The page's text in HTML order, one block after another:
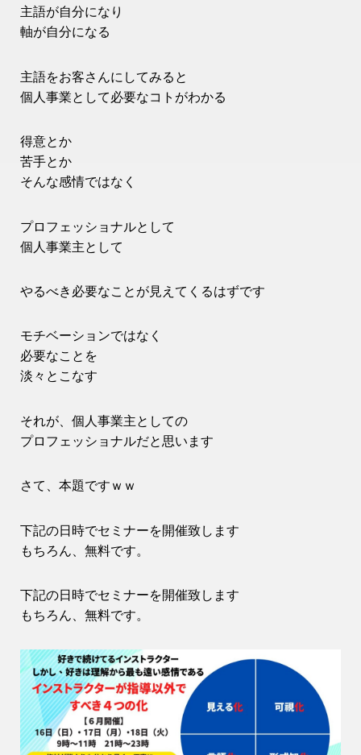
主語が自分になり
軸が自分になる
主語をお客さんにしてみると
個人事業として必要なコトがわかる
得意とか
苦手とか
そんな感情ではなく
プロフェッショナルとして
個人事業主として
やるべき必要なことが見えてくるはずです
モチベーションではなく
必要なことを
淡々とこなす
それが、個人事業主としての
プロフェッショナルだと思います
さて、本題ですｗｗ
下記の日時でセミナーを開催致します
もちろん、無料です。
下記の日時でセミナーを開催致します
もちろん、無料です。